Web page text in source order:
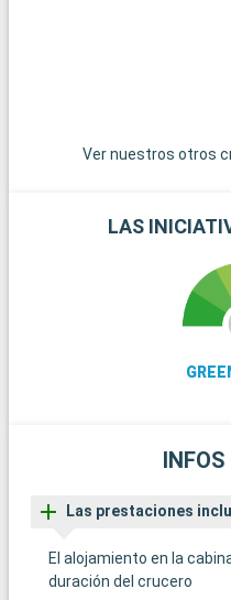
Ver nuestros otros
LAS
INFOS
Las prestaciones
El alojamiento en la
duración del crucero